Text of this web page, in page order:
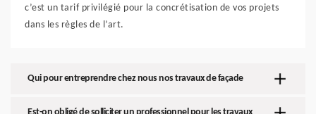
c’est un tarif privilégié pour la concrétisation de vos projets
dans les règles de l’art.
Qui pour entreprendre chez nous nos travaux de façade